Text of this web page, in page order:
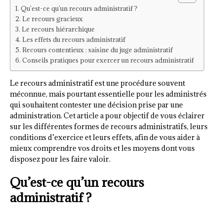
Qu’est-ce qu’un recours administratif ?
Le recours gracieux
Le recours hiérarchique
Les effets du recours administratif
Recours contentieux : saisine du juge administratif
Conseils pratiques pour exercer un recours administratif
Le recours administratif est une procédure souvent
méconnue, mais pourtant essentielle pour les administrés
qui souhaitent contester une décision prise par une
administration. Cet article a pour objectif de vous éclairer
sur les différentes formes de recours administratifs, leurs
conditions d’exercice et leurs effets, afin de vous aider à
mieux comprendre vos droits et les moyens dont vous
disposez pour les faire valoir.
Qu’est-ce qu’un recours
administratif ?